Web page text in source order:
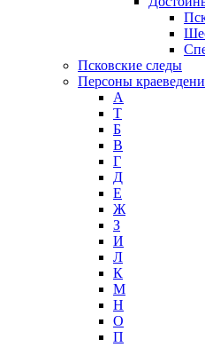
Псковские следы
Персоны
А
T
Б
В
Г
Д
Е
Ж
З
И
Л
К
М
Н
О
П